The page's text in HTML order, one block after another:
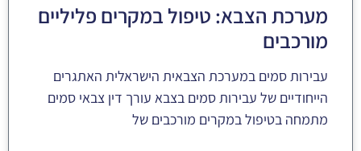
מערכת הצבא: טיפול במקרים פליליים
מורכבים
עבירות סמים במערכת הצבאית הישראלית האתגרים
הייחודיים של עבירות סמים בצבא עורך דין צבאי סמים
מתמחה בטיפול במקרים מורכבים של